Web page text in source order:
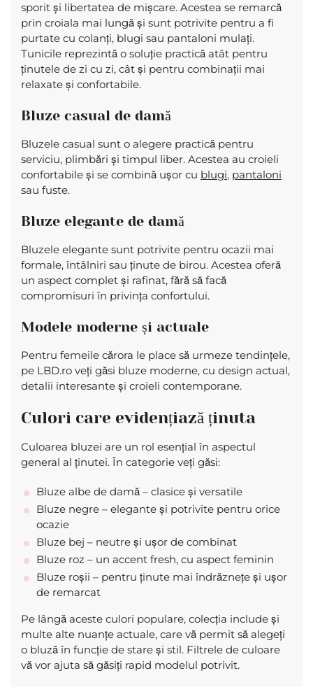
sporit și libertatea de mișcare. Acestea se remarcă
prin croiala mai lungă și sunt potrivite pentru a fi
purtate cu colanți, blugi sau pantaloni mulați.
Tunicile reprezintă o soluție practică atât pentru
ținutele de zi cu zi, cât și pentru combinații mai
relaxate și confortabile.
Bluze casual de damă
Bluzele casual sunt o alegere practică pentru
serviciu, plimbări și timpul liber. Acestea au croieli
confortabile și se combină ușor cu blugi, pantaloni
sau fuste.
Bluze elegante de damă
Bluzele elegante sunt potrivite pentru ocazii mai
formale, întâlniri sau ținute de birou. Acestea oferă
un aspect complet și rafinat, fără să facă
compromisuri în privința confortului.
Modele moderne și actuale
Pentru femeile cărora le place să urmeze tendințele,
pe LBD.ro veți găsi bluze moderne, cu design actual,
detalii interesante și croieli contemporane.
Culori care evidențiază ținuta
Culoarea bluzei are un rol esențial în aspectul
general al ținutei. În categorie veți găsi:
Bluze albe de damă – clasice și versatile
Bluze negre – elegante și potrivite pentru orice
ocazie
Bluze bej – neutre și ușor de combinat
Bluze roz – un accent fresh, cu aspect feminin
Bluze roșii – pentru ținute mai îndrăznețe și ușor
de remarcat
Pe lângă aceste culori populare, colecția include și
multe alte nuanțe actuale, care vă permit să alegeți
o bluză în funcție de stare și stil. Filtrele de culoare
vă vor ajuta să găsiți rapid modelul potrivit.